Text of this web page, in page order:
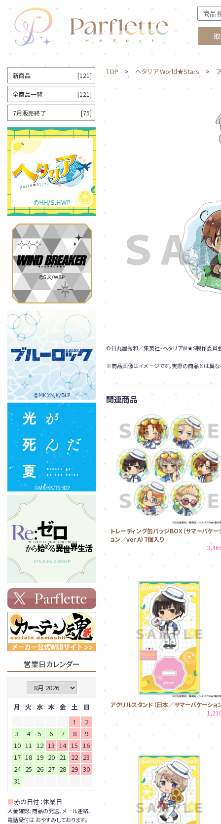
TOP > ヘタリア World★Stars > ア
©日丸屋秀和／集英社・ヘタリアW★S製作委員
※商品画像はイメージです。実際の商品とは異な
関連商品
トレーディング缶バッジBOX（サマーバケー
ョン／ver.A）7個入り
アクリルスタンド（日本／サマーバケーショ
新商品 [121]
全商品一覧 [121]
7月販売終了 [75]
営業日カレンダー
月 火 水 木 金 土
日
1
2
3
4 5 6 7 8
9
10 11 12 13 14 15
16
17 18 19 20 21 22 23
24 25 26 27 28 29 30
31
■赤の日付：休業日
入金確認、商品の発送、メール連絡、
電話受付は おやすみしております。